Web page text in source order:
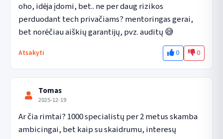
oho, idėja įdomi, bet.. ne per daug rizikos
perduodant tech privačiams? mentoringas gerai,
bet norėčiau aiškių garantijų, pvz. auditų 😅
Atsakyti 0 0
Tomas
2025-12-19
Ar čia rimtai? 1000 specialistų per 2 metus skamba
ambicingai, bet kaip su skaidrumu, interesų